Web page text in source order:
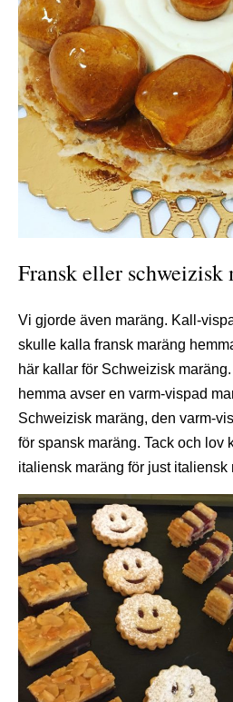
Fransk eller schweizisk
Vi gjorde även maräng. Kall-
skulle kalla fransk maräng
här kallar för Schweizisk
hemma avser en varm-vispad
Schweizisk maräng, den varm-
för spansk maräng. Tack och lov
italiensk maräng för just italiensk